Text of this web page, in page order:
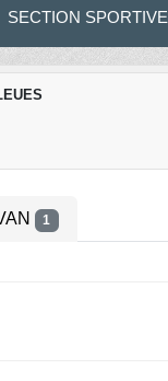
SECTION SPORTIVE
1